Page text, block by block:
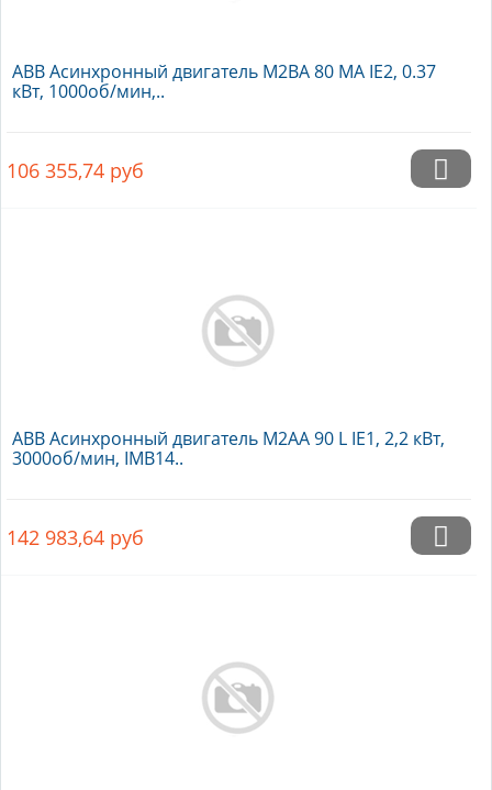
ABB Асинхронный двигатель M2BA 80 MA IE2, 0.37
кВт, 1000об/мин,..
106 355,74 руб
ABB Асинхронный двигатель M2AA 90 L IE1, 2,2 кВт,
3000об/мин, IMB14..
142 983,64 руб